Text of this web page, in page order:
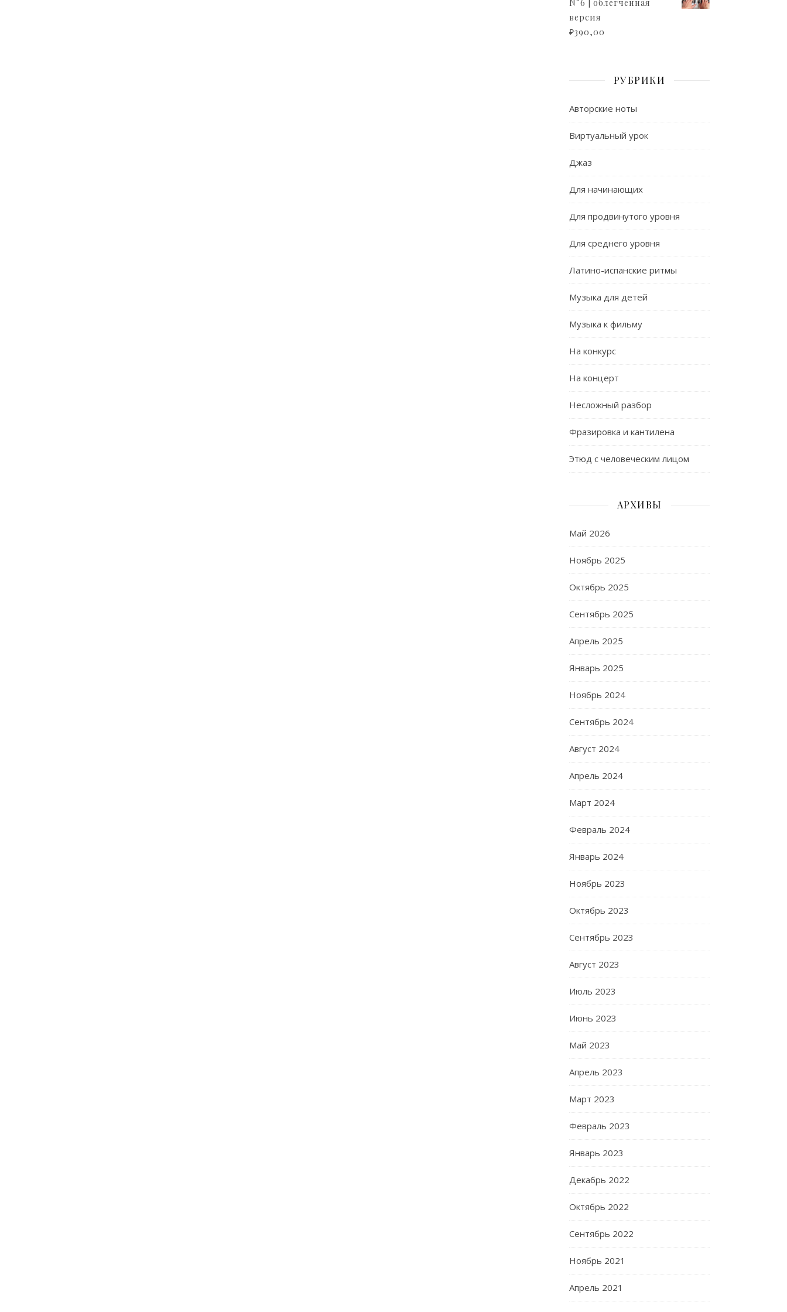
N°6 | облегченная
версия
₽390,00
РУБРИКИ
Авторские ноты
Виртуальный урок
Джаз
Для начинающих
Для продвинутого уровня
Для среднего уровня
Латино-испанские ритмы
Музыка для детей
Музыка к фильму
На конкурс
На концерт
Несложный разбор
Фразировка и кантилена
Этюд с человеческим лицом
АРХИВЫ
Май 2026
Ноябрь 2025
Октябрь 2025
Сентябрь 2025
Апрель 2025
Январь 2025
Ноябрь 2024
Сентябрь 2024
Август 2024
Апрель 2024
Март 2024
Февраль 2024
Январь 2024
Ноябрь 2023
Октябрь 2023
Сентябрь 2023
Август 2023
Июль 2023
Июнь 2023
Май 2023
Апрель 2023
Март 2023
Февраль 2023
Январь 2023
Декабрь 2022
Октябрь 2022
Сентябрь 2022
Ноябрь 2021
Апрель 2021